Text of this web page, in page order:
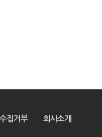
집거부 회사소개